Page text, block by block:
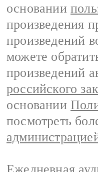
основании
произведения
произведений
можете
произведений
российского
основании
посмотреть
Ежедневная